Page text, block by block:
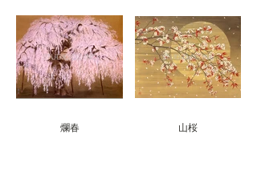
爛春 山桜